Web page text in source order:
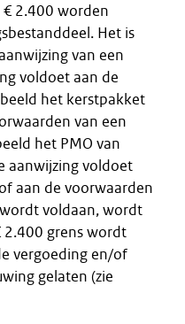
€ 2.400 worden
Het is
van een
voldoet aan de
het kerstpakket
van een
het PMO van
aanwijzing voldoet
aan de voorwaarden
voldaan, wordt
grens wordt
vergoeding en/of
gelaten (zie